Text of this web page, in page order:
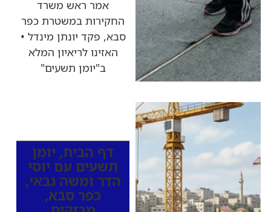
אמר ראש משרד
החקירות במשטרת כפר
סבא, פקד יונתן מינדל •
האזינו לריאיון המלא
ב"יומן תשעים"
דף הבית, יומן
תשעים עם יוסי
הדר ומשה גבאי,
כפר סבא,